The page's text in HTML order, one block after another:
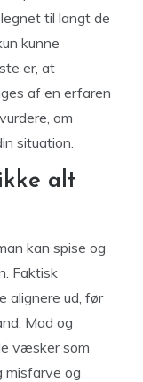
til langt de
kunne
er, at
af en erfaren
om
situation.
alt
kan spise og
Faktisk
alignere ud, før
Mad og
væsker som
misfarve og